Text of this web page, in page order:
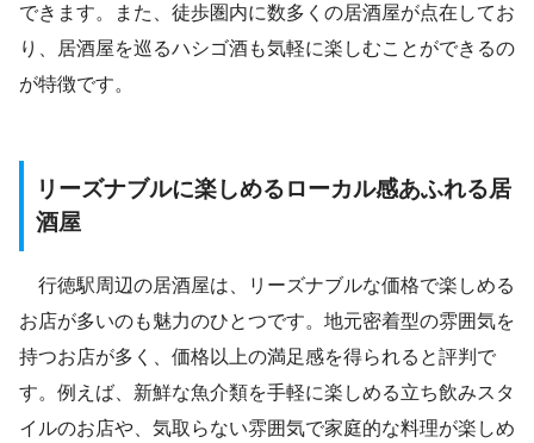
できます。また、徒歩圏内に数多くの居酒屋が点在してお
り、居酒屋を巡るハシゴ酒も気軽に楽しむことができるの
が特徴です。
リーズナブルに楽しめるローカル感あふれる居
酒屋
行徳駅周辺の居酒屋は、リーズナブルな価格で楽しめる
お店が多いのも魅力のひとつです。地元密着型の雰囲気を
持つお店が多く、価格以上の満足感を得られると評判で
す。例えば、新鮮な魚介類を手軽に楽しめる立ち飲みスタ
イルのお店や、気取らない雰囲気で家庭的な料理が楽しめ